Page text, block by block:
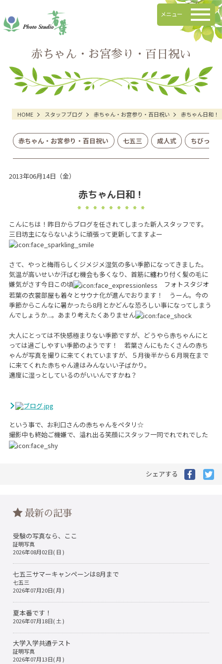
メニュー
赤ちゃん・お宮参り・百日祝い
HOME スタッフブログ 赤ちゃん・お宮参り・百日祝い 赤ちゃん日和！
赤ちゃん・お宮参り・百日祝い 七五三 成人式 ちびっこ
2013年06月14日（金）
赤ちゃん日和！
こんにちは！昨日からブログを任されてしまった新人スタッフです。
三日坊主にならないように頑張って更新してますよー
さて、やっと梅雨らしくジメジメ湿気の多い季節になってきました。
気温が高いせいか汗ばむ機会も多くなり、首筋に纏わり付く髪の毛に
嫌気がさす今日この頃
フォトスタジオ
若葉の衣裳部屋も着々とサウナ化が進んでおります！ うーん。今の
季節からこんなに暑かったら8月とかどんな恐ろしい事になってしまう
んでしょうか...。あまり考えたくありません
大人にとっては不快感極まりない季節ですが、どうやら赤ちゃんにと
っては過ごしやすい季節のようです！ 若葉さんにもたくさんの赤ち
ゃんが写真を撮りに来てくれていますが、５月後半から６月現在まで
に来てくれた赤ちゃん達はみんないい子ばかり。
適度に湿っとしているのがいいんですかね？
という事で、お利口さんの赤ちゃんをペタリ☆
撮影中も終始ご機嫌で、溢れ出る笑顔にスタッフ一同でれでれでした
シェアする
で で
最新の記事
受験の写真なら、ここ
証明写真
2026年08月02日( 日 )
七五三サマーキャンペーンは8月まで
七五三
2026年07月20日( 月 )
夏本番です！
2026年07月18日( 土 )
大学入学共通テスト
証明写真
2026年07月13日( 月 )